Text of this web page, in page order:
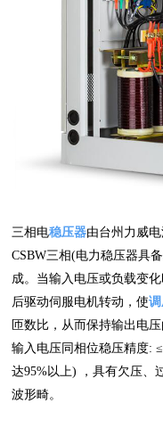
三相电稳压器由台州力威
CSBW三相(电力稳压器具
成。当输入电压或负载变
后驱动伺服电机转动，使
匝数比，从而保持输出电
输入电压同相位稳压精度:
达95%以上) ，具有欠压、
波形畸。